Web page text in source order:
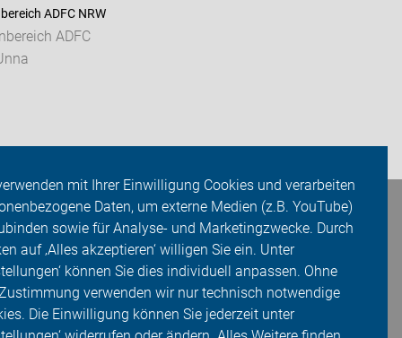
mit Ihrer Einwilligung Cookies und verarbeiten
Daten, um externe Medien (z.B. YouTube)
sowie für Analyse- und Marketingzwecke. Durch
auf ‚Alles akzeptieren‘ willigen Sie ein. Unter
können Sie dies individuell anpassen. Ohne
verwenden wir nur technisch notwendige
Die Einwilligung können Sie jederzeit unter
ADFC NRW
ADFC